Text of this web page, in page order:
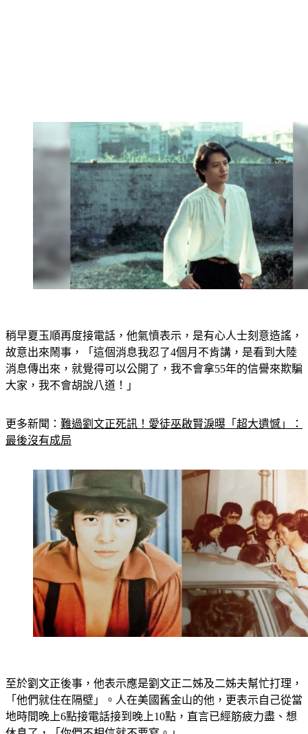
稍早夏玉順再度接電話，他氣憤表示，是有心人士刻意造謠，
故意出來鬧事，「這個消息我忍了4個月不肯講，是看到大陸
消息傳出來，就覺得可以公開了，我不會拿55年的信譽來欺騙
更多新聞：難過劉文正死訊！愛徒巫啟賢淚曝「超大遺憾」：
至於劉文正後事，他表示應是劉文正二姊及二姊夫幫忙打理，
「他們就住在隔壁」。人在美國舊金山的他，更表示自己從當